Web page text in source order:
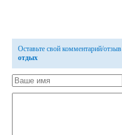
Оставьте свой комментарий/отзыв
отдых